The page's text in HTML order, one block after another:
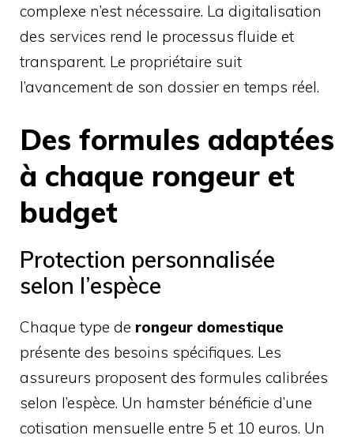
complexe n’est nécessaire. La digitalisation
des services rend le processus fluide et
transparent. Le propriétaire suit
l’avancement de son dossier en temps réel.
Des formules adaptées
à chaque rongeur et
budget
Protection personnalisée
selon l’espèce
Chaque type de rongeur domestique
présente des besoins spécifiques. Les
assureurs proposent des formules calibrées
selon l’espèce. Un hamster bénéficie d’une
cotisation mensuelle entre 5 et 10 euros. Un